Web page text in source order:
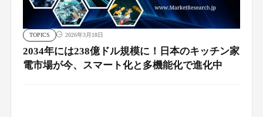
TOPICS 2026年3月18日
2034年には238億ドル規模に！日本のキッチン家
電市場が今、スマート化と多機能化で進化中